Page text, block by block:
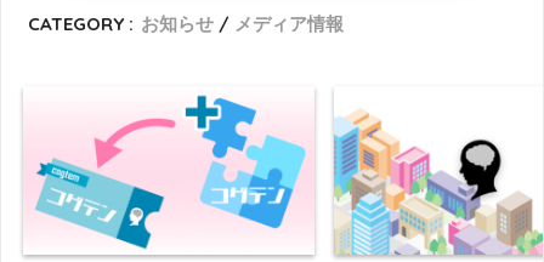
CATEGORY : お知らせ メディア情報